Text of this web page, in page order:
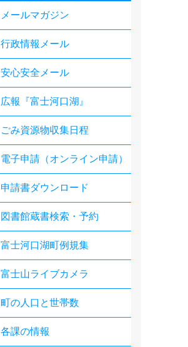
メールマガジン
行政情報メール
安心安全メール
広報『富士河口湖』
ごみ資源物収集日程
電子申請（オンライン申請）
申請書ダウンロード
図書館蔵書検索・予約
富士河口湖町例規集
富士山ライブカメラ
町の人口と世帯数
各課の情報